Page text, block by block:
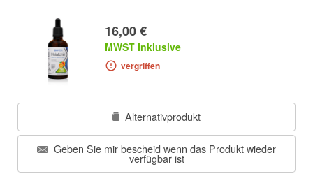
16,00 €
MWST Inklusive
vergriffen
Alternativprodukt
Geben Sie mir bescheid wenn das Produkt wieder
verfügbar ist